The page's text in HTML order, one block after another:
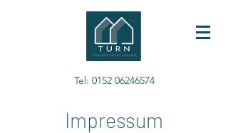
Tel: 0152 06246574
Impressum